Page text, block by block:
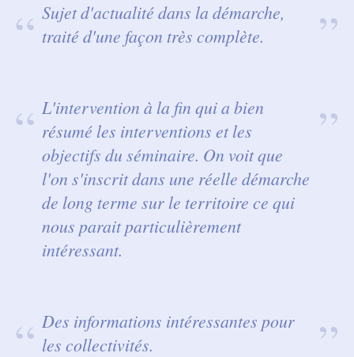
Sujet d'actualité dans la démarche,
traité d'une façon très complète.
L'intervention à la fin qui a bien
résumé les interventions et les
objectifs du séminaire. On voit que
l'on s'inscrit dans une réelle démarche
de long terme sur le territoire ce qui
nous parait particulièrement
intéressant.
Des informations intéressantes pour
les collectivités.